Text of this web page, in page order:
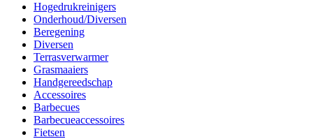
Hogedrukreinigers
Onderhoud/Diversen
Beregening
Diversen
Terrasverwarmer
Grasmaaiers
Handgereedschap
Accessoires
Barbecues
Barbecueaccessoires
Fietsen